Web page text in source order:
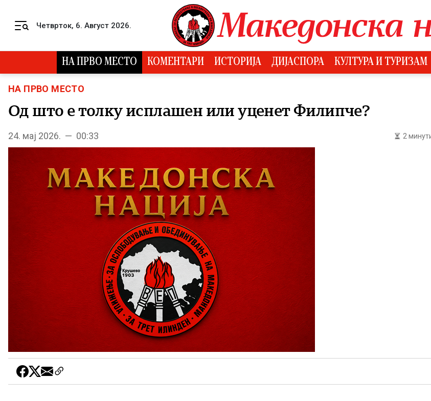
Четврток, 6. Август 2026.
НА ПРВО МЕСТО КОМЕНТАРИ ИСТОРИЈА ДИЈАСПОРА КУЛТУРА И ТУРИЗАМ
НА ПРВО МЕСТО
Од што е толку исплашен или уценет Филипче?
24. мај 2026. — 00:33 2